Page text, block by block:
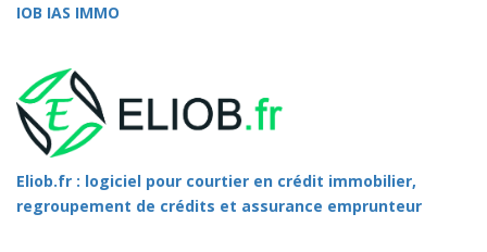
IOB IAS IMMO
Eliob.fr : logiciel pour courtier en crédit immobilier,
regroupement de crédits et assurance emprunteur